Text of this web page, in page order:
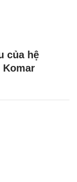
của hệ
Komar